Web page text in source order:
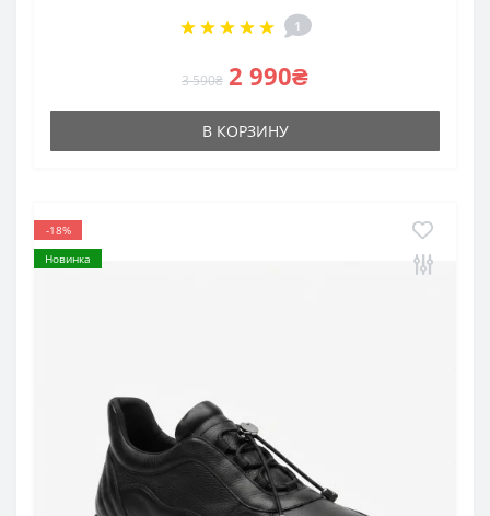
1
3 590₴ 2 990₴
В КОРЗИНУ
-18%
Новинка